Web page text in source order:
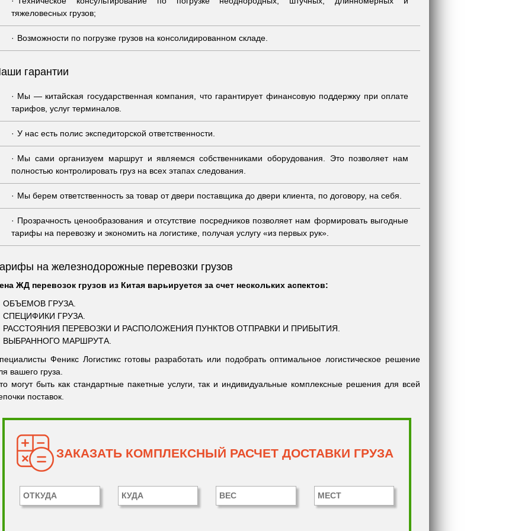
тяжеловесных грузов;
Возможности по погрузке грузов на консолидированном складе.
гарантии
Мы — китайская государственная компания, что гарантирует финансовую поддержку при оплате
тарифов, услуг терминалов.
У нас есть полис экспедиторской ответственности.
Мы сами организуем маршрут и являемся собственниками оборудования. Это позволяет нам
полностью контролировать груз на всех этапах следования.
Мы берем ответственность за товар от двери поставщика до двери клиента, по договору, на себя.
Прозрачность ценообразования и отсутствие посредников позволяет нам формировать выгодные
тарифы на перевозку и экономить на логистике, получая услугу «из первых рук».
на железнодорожные перевозки грузов
ЖД перевозок грузов из Китая варьируется за счет нескольких аспектов:
ОБЪЕМОВ ГРУЗА.
СПЕЦИФИКИ ГРУЗА.
РАССТОЯНИЯ ПЕРЕВОЗКИ И РАСПОЛОЖЕНИЯ ПУНКТОВ ОТПРАВКИ И ПРИБЫТИЯ.
ВЫБРАННОГО МАРШРУТА.
Феникс Логистикс готовы разработать или подобрать оптимальное логистическое решение
вашего груза.
могут быть как стандартные пакетные услуги, так и индивидуальные комплексные решения для всей
поставок.
ЗАКАЗАТЬ КОМПЛЕКСНЫЙ РАСЧЕТ ДОСТАВКИ ГРУЗА